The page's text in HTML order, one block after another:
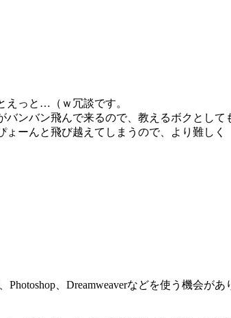
えっと…（ｗ冗談です。
ンバン飛んで来るので、教えるボクとして
ーんと飛び越えてしまうので、より難し
、Dreamweaverなどを使う機会が